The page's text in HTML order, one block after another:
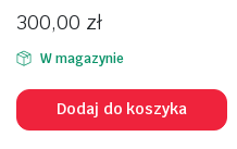
300,00 zł
W magazynie
Dodaj do koszyka